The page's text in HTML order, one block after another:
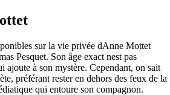
sur la vie privée dAnne Mottet
Pesquet. Son âge exact nest pas
ajoute à son mystère. Cependant, on sait
préférant rester en dehors des feux de la
qui entoure son compagnon.